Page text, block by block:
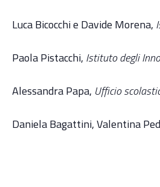
Luca Bicocchi e Davide Morena,
Paola Pistacchi, Istituto degli
Alessandra Papa, Ufficio
Daniela Bagattini, Valentina